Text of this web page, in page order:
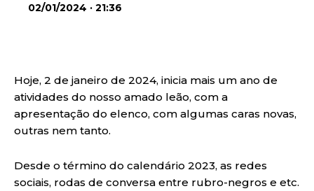
02/01/2024 · 21:36
Hoje, 2 de janeiro de 2024, inicia mais um ano de
atividades do nosso amado leão, com a
apresentação do elenco, com algumas caras novas,
outras nem tanto.
Desde o término do calendário 2023, as redes
sociais, rodas de conversa entre rubro-negros e etc.